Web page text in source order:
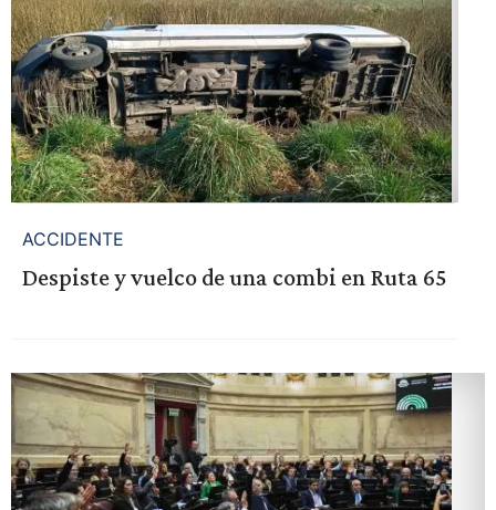
ACCIDENTE
Despiste y vuelco de una combi en Ruta 65